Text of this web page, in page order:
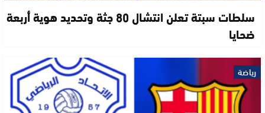
سلطات سبتة تعلن انتشال 80 جثة وتحديد هوية أربعة
ضحايا
رياضة